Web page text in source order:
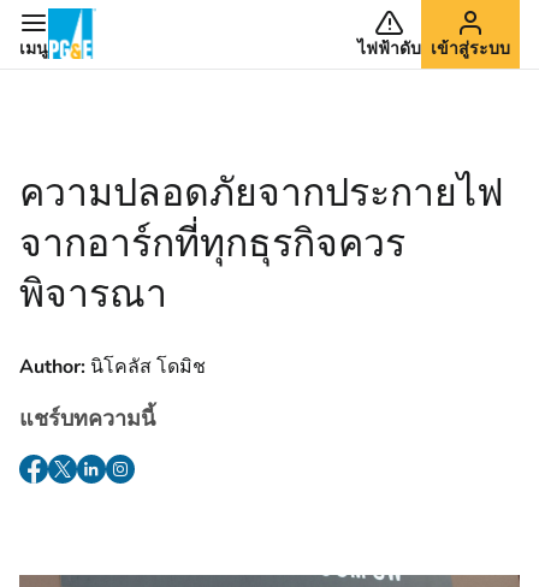
เมนู ไฟฟ้าดับ เข้าสู่ระบบ
ความปลอดภัยจากประกายไฟ
จากอาร์กที่ทุกธุรกิจควร
พิจารณา
Author: นิโคลัส โดมิช
แชร์บทความนี้